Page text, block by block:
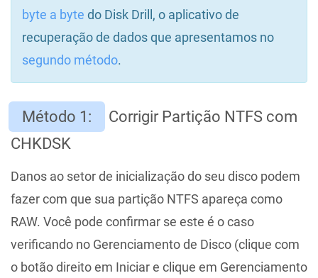
byte a byte do Disk Drill, o aplicativo de
recuperação de dados que apresentamos no
segundo método.
Método 1:
Corrigir Partição NTFS com
CHKDSK
Danos ao setor de inicialização do seu disco podem
fazer com que sua partição NTFS apareça como
RAW. Você pode confirmar se este é o caso
verificando no Gerenciamento de Disco (clique com
o botão direito em Iniciar e clique em Gerenciamento